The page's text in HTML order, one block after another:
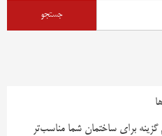
گزینه برای ساختمان شما مناسب‌تر